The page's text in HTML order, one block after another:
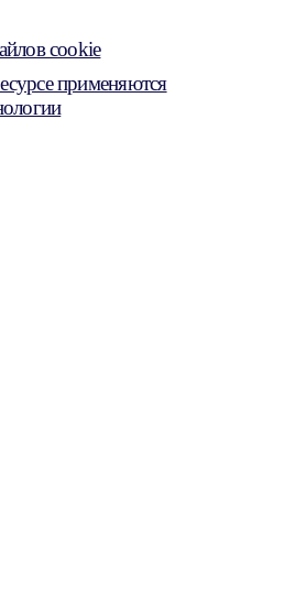
cookie
применяются